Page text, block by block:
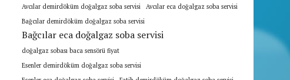
Avcılar demirdöküm doğalgaz soba servisi
Avcılar eca doğalgaz soba servisi
Bağcılar demirdöküm doğalgaz soba servisi
Bağcılar eca doğalgaz soba servisi
doğalgaz sobası baca sensörü fiyat
Esenler demirdöküm doğalgaz soba servisi